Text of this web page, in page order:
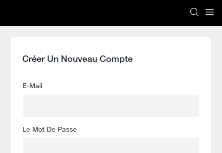
Créer Un Nouveau Compte
E-Mail
Le Mot De Passe